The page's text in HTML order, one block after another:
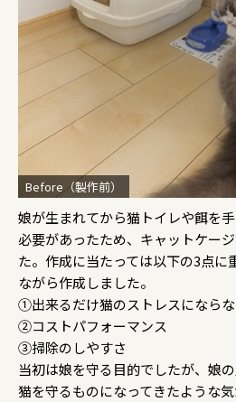
Before（製作前）
娘が生まれてから猫トイレや餌を
必要があったため、キャットケー
た。作成に当たっては以下の3点に
ながら作成しました。
①出来るだけ猫のストレスになら
②コストパフォーマンス
③掃除のしやすさ
当初は娘を守る目的でしたが、娘
猫を守るものになってきたような気